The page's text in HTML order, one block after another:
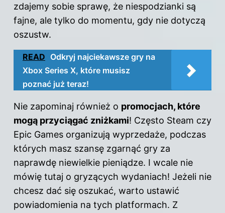
zdajemy sobie sprawę, że niespodzianki są
fajne, ale tylko do momentu, gdy nie dotyczą
oszustw.
READ Odkryj najciekawsze gry na
Xbox Series X, które musisz
poznać już teraz!
Nie zapominaj również o promocjach, które
mogą przyciągać zniżkami! Często Steam czy
Epic Games organizują wyprzedaże, podczas
których masz szansę zgarnąć gry za
naprawdę niewielkie pieniądze. I wcale nie
mówię tutaj o gryzących wydaniach! Jeżeli nie
chcesz dać się oszukać, warto ustawić
powiadomienia na tych platformach. Z